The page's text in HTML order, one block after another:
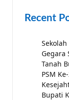
Recent
Gegara
Tanah
PSM
Bupati